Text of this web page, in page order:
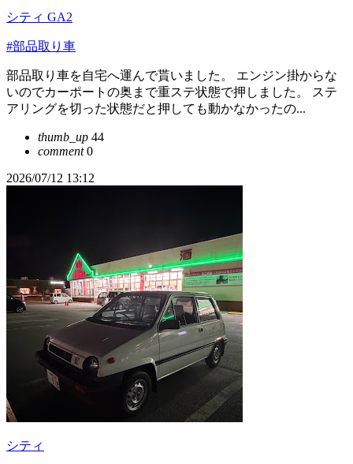
シティ GA2
#部品取り車
部品取り車を自宅へ運んで貰いました。 エンジン掛からな
いのでカーポートの奥まで重ステ状態で押しました。 ステ
アリングを切った状態だと押しても動かなかったの...
thumb_up 44
comment0
2026/07/12 13:12
シティ